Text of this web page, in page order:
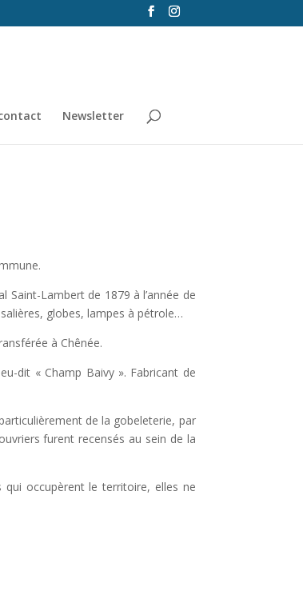
Newsletter
Lambert de 1879 à l’année de
globes, lampes à pétrole…
à Chênée.
dit « Champ Baivy ». Fabricant de
de la gobeleterie, par
furent recensés au sein de la
occupèrent le territoire, elles ne